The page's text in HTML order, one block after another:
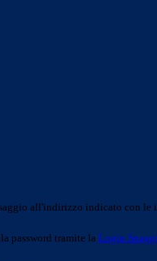
all'indirizzo indicato con le
password tramite la Login